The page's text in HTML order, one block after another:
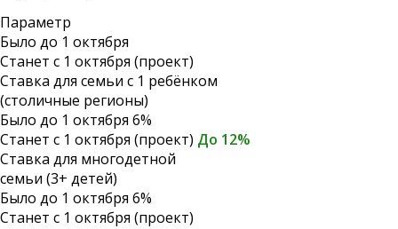
Параметр
Было до 1 октября
Станет с 1 октября (проект)
Ставка для семьи с 1 ребёнком
(столичные регионы)
Было до 1 октября 6%
Станет с 1 октября (проект) До 12%
Ставка для многодетной
семьи (3+ детей)
Было до 1 октября 6%
Станет с 1 октября (проект)